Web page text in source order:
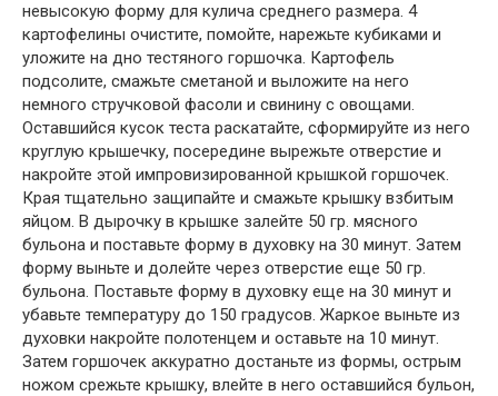
невысокую форму для кулича среднего размера. 4
картофелины очистите, помойте, нарежьте кубиками и
уложите на дно тестяного горшочка. Картофель
подсолите, смажьте сметаной и выложите на него
немного стручковой фасоли и свинину с овощами.
Оставшийся кусок теста раскатайте, сформируйте из него
круглую крышечку, посередине вырежьте отверстие и
накройте этой импровизированной крышкой горшочек.
Края тщательно защипайте и смажьте крышку взбитым
яйцом. В дырочку в крышке залейте 50 гр. мясного
бульона и поставьте форму в духовку на 30 минут. Затем
форму выньте и долейте через отверстие еще 50 гр.
бульона. Поставьте форму в духовку еще на 30 минут и
убавьте температуру до 150 градусов. Жаркое выньте из
духовки накройте полотенцем и оставьте на 10 минут.
Затем горшочек аккуратно достаньте из формы, острым
ножом срежьте крышку, влейте в него оставшийся бульон,